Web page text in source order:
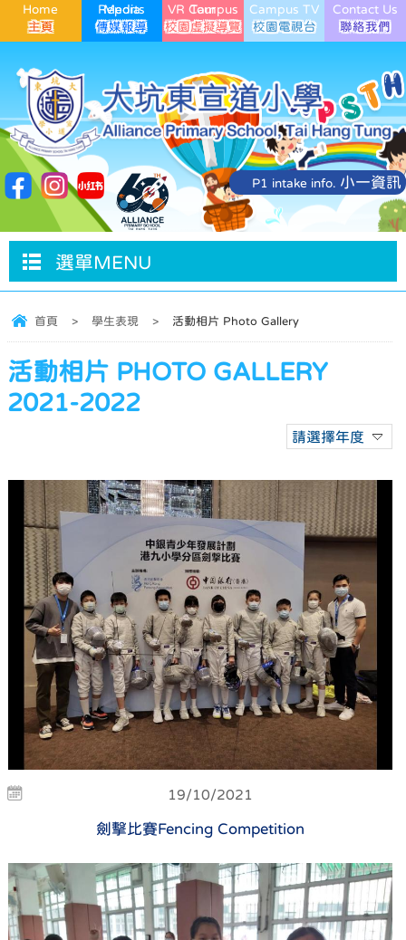
Home Media Reports VR Campus Tour Campus TV Contact Us
P1 intake info. 小一資訊
選單MENU
首頁 > 學生表現 > 活動相片 Photo Gallery
活動相片 PHOTO GALLERY
2021-2022
請選擇年度
19/10/2021
劍擊比賽Fencing Competition